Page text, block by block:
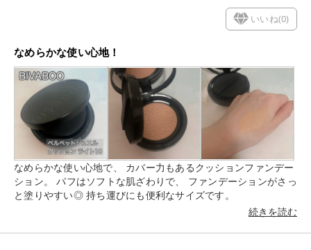
いいね(0)
なめらかな使い心地！
なめらかな使い心地で、 カバー力もあるクッションファンデー
ション。 パフはソフトな肌ざわりで、 ファンデーションがさっ
と塗りやすい◎ 持ち運びにも便利なサイズです。
続きを読む